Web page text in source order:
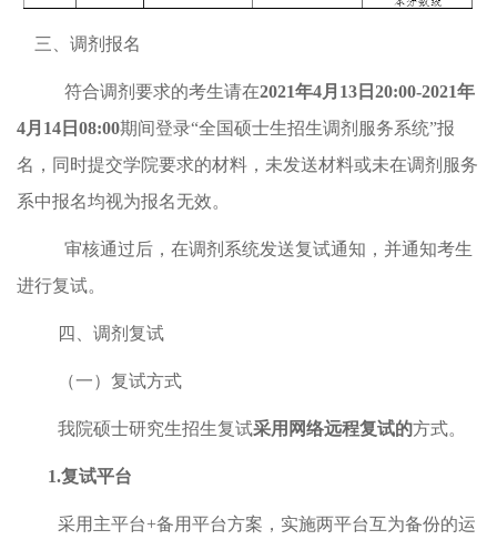
三、调剂 报名
符合调剂要求的考生请在2021年4月13日20:00-2021年
4月14日08:00期间登录“全国硕士生招生调剂服务系统”报
名，同时提交学院要求的材料，未发送材料或未在调剂服务
系中报名均视为报名无效。
审核通过后，在调剂系统发送复试通知，并通知考生
进行复试。
四、调剂复试
（一）复试方式
我院硕士研究生招生复试采用网络远程复试的方式。
1.复试平台
采用主平台+备用平台方案，实施两平台互为备份的运